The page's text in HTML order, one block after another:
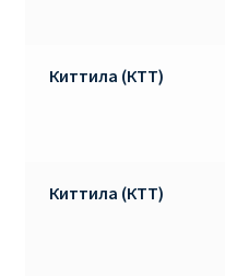
Киттила (КТТ)
Киттила (КТТ)